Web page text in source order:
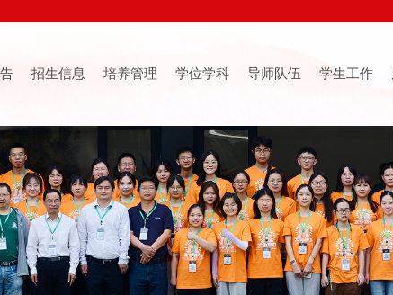
招生信息 培养管理 学位学科 导师队伍 学生工作